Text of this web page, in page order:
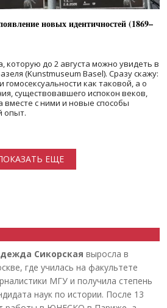
новых идентичностей (1869–
которую до 2 августа можно увидеть в
(Kunstmuseum Basel). Сразу скажу:
как таковой, а о
существовавшего испокон веков,
вместе с ними и новые способы
опыт.
ЕЩЕ
Сикорская выросла в
где училась на факультете
МГУ и получила степень
наук по истории. После 13